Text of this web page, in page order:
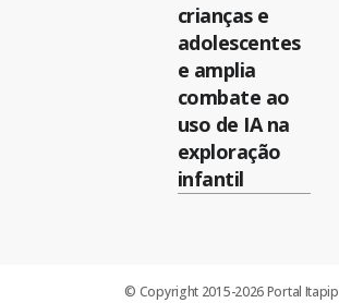
crianças e
adolescentes
e amplia
combate ao
uso de IA na
exploração
infantil
© Copyright 2015-2026 Portal